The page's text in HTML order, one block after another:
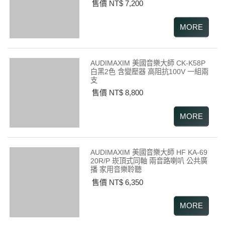
售價 NT$ 7,200
AUDIMAXIM 美國音樂大師 CK-K58P
白黑2色 含變壓器 高阻抗100V 一組兩
支
售價 NT$ 8,800
AUDIMAXIM 美國音樂大師 HF KA-69
20R/P 崁頂式同軸 兩音路喇叭 公共廣
播 家用音樂聆聽
售價 NT$ 6,350